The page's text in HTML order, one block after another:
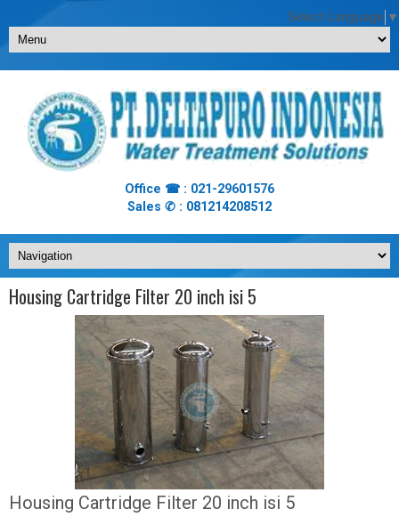
Select Language ▼
Office ☎ : 021-29601576
Sales ✆ : 081214208512
Housing Cartridge Filter 20 inch isi 5
Housing Cartridge Filter 20 inch isi 5